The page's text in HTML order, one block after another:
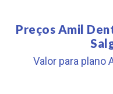
Preços Amil
Valor para plano